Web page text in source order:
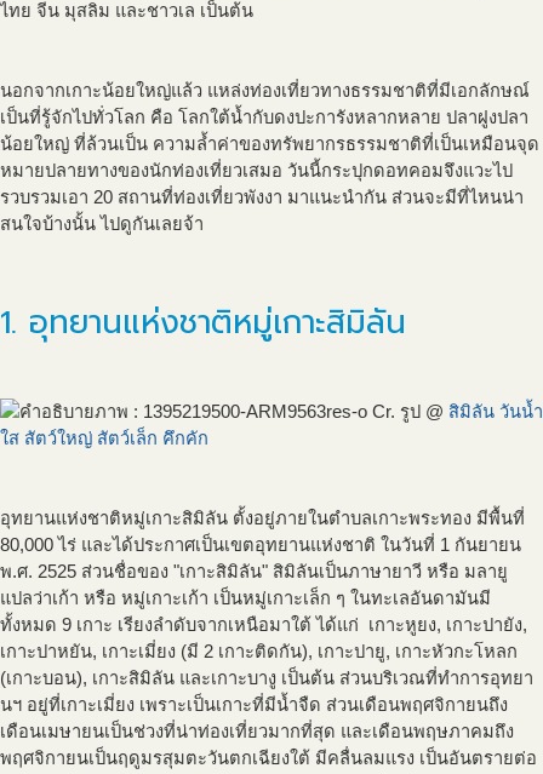
ไทย จีน มุสลิม และชาวเล เป็นต้น
นอกจากเกาะน้อยใหญ่แล้ว แหล่งท่องเที่ยวทางธรรมชาติที่มีเอกลักษณ์
เป็นที่รู้จักไปทั่วโลก คือ โลกใต้น้ำกับดงปะการังหลากหลาย ปลาฝูงปลา
น้อยใหญ่ ที่ล้วนเป็น ความล้ำค่าของทรัพยากรธรรมชาติที่เป็นเหมือนจุด
หมายปลายทางของนักท่องเที่ยวเสมอ วันนี้กระปุกดอทคอมจึงแวะไป
รวบรวมเอา 20 สถานที่ท่องเที่ยวพังงา มาแนะนำกัน ส่วนจะมีที่ไหนน่า
สนใจบ้างนั้น ไปดูกันเลยจ้า
1. อุทยานแห่งชาติหมู่เกาะสิมิลัน
Cr. รูป @ สิมิลัน วันน้ำ
ใส สัตว์ใหญ่ สัตว์เล็ก คึกคัก
อุทยานแห่งชาติหมู่เกาะสิมิลัน ตั้งอยู่ภายในตำบลเกาะพระทอง มีพื้นที่
80,000 ไร่ และได้ประกาศเป็นเขตอุทยานแห่งชาติ ในวันที่ 1 กันยายน
พ.ศ. 2525 ส่วนชื่อของ "เกาะสิมิลัน" สิมิลันเป็นภาษายาวี หรือ มลายู
แปลว่าเก้า หรือ หมู่เกาะเก้า เป็นหมู่เกาะเล็ก ๆ ในทะเลอันดามันมี
ทั้งหมด 9 เกาะ เรียงลำดับจากเหนือมาใต้ ได้แก่ เกาะหูยง, เกาะปายัง,
เกาะปาหยัน, เกาะเมี่ยง (มี 2 เกาะติดกัน), เกาะปายู, เกาะหัวกะโหลก
(เกาะบอน), เกาะสิมิลัน และเกาะบางู เป็นต้น ส่วนบริเวณที่ทำการอุทยา
นฯ อยู่ที่เกาะเมี่ยง เพราะเป็นเกาะที่มีน้ำจืด ส่วนเดือนพฤศจิกายนถึง
เดือนเมษายนเป็นช่วงที่น่าท่องเที่ยวมากที่สุด และเดือนพฤษภาคมถึง
พฤศจิกายนเป็นฤดูมรสุมตะวันตกเฉียงใต้ มีคลื่นลมแรง เป็นอันตรายต่อ